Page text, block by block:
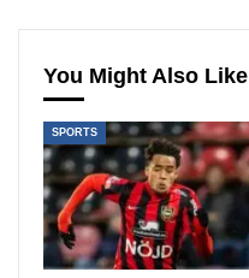
You Might Also Like
SPORTS